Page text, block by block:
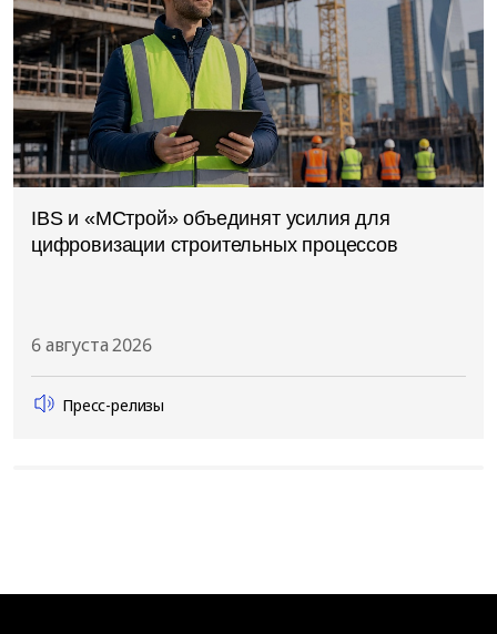
IBS и «МСтрой» объединят усилия для
цифровизации строительных процессов
6 августа 2026
Пресс-релизы